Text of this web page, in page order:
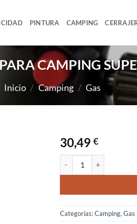
PINTURA CAMPING
CAMPING
Inicio / Camping / Gas
30,49 €
Categorías:Camping, Gas